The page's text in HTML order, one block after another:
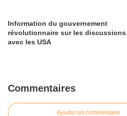
Information du gouvernement
révolutionnaire sur les discussions
avec les USA
Commentaires
Ajouter un commentaire